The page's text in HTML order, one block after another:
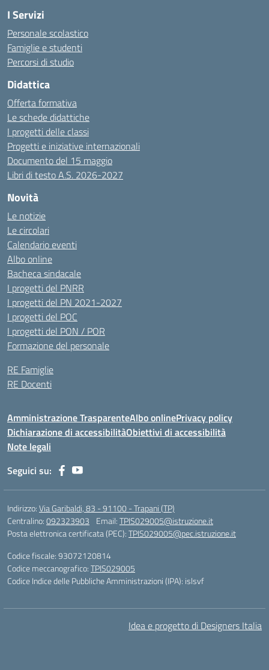
I Servizi
Personale scolastico
Famiglie e studenti
Percorsi di studio
Didattica
Offerta formativa
Le schede didattiche
I progetti delle classi
Progetti e iniziative internazionali
Documento del 15 maggio
Libri di testo A.S. 2026-2027
Novità
Le notizie
Le circolari
Calendario eventi
Albo online
Bacheca sindacale
I progetti del PNRR
I progetti del PN 2021-2027
I progetti del POC
I progetti del PON / POR
Formazione del personale
RE Famiglie
RE Docenti
Amministrazione TrasparenteAlbo onlinePrivacy policy
Dichiarazione di accessibilitàObiettivi di accessibilità
Note legali
Seguici su:
Indirizzo:Via Garibaldi, 83 - 91100 - Trapani (TP)
Centralino:092323903 Email:TPIS029005@istruzione.it
Posta elettronica certificata (PEC):TPIS029005@pec.istruzione.it
Codice fiscale: 93072120814
Codice meccanografico:TPIS029005
Codice Indice delle Pubbliche Amministrazioni (IPA): islsvf
Idea e progetto di Designers Italia